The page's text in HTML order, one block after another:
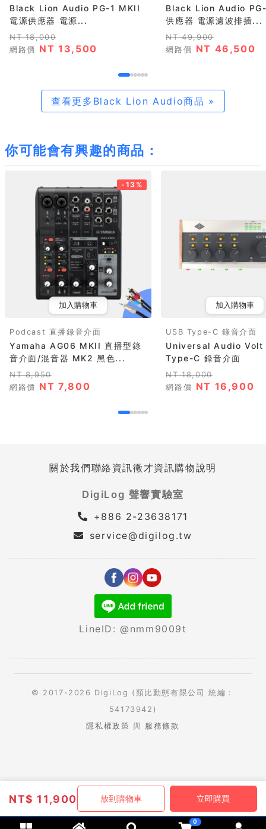
NT$ 11,900 放到購物車 立即購買
Black Lion Audio PG-1 MKII
電源供應器 電源...
NT 18,000
網路價 NT 13,500
Black Lion Audio
供應器 電源濾波排插...
NT 49,900
網路價 NT 46,500
查看更多Black Lion Audio商品 »
你可能會有興趣的商品：
-13%
加入購物車
Podcast 直播錄音介面
Yamaha AG06 MKII 直播型錄
音介面/混音器 MK2 黑色...
NT 8,950
網路價 NT 7,800
加入購物車
USB Type-C 錄音介面
Universal Audio Volt
Type-C 錄音介面
NT 18,000
網路價 NT 16,900
關於我們聯絡資訊徵才資訊購物說明
DigiLog 聲響實驗室
+886 2-23638171
service@digilog.tw
LineID: @nmm9009t
© 2017-2026 DigiLog (類比動態有限公司 統編：
54173942)
隱私權政策 與 服務條款
0